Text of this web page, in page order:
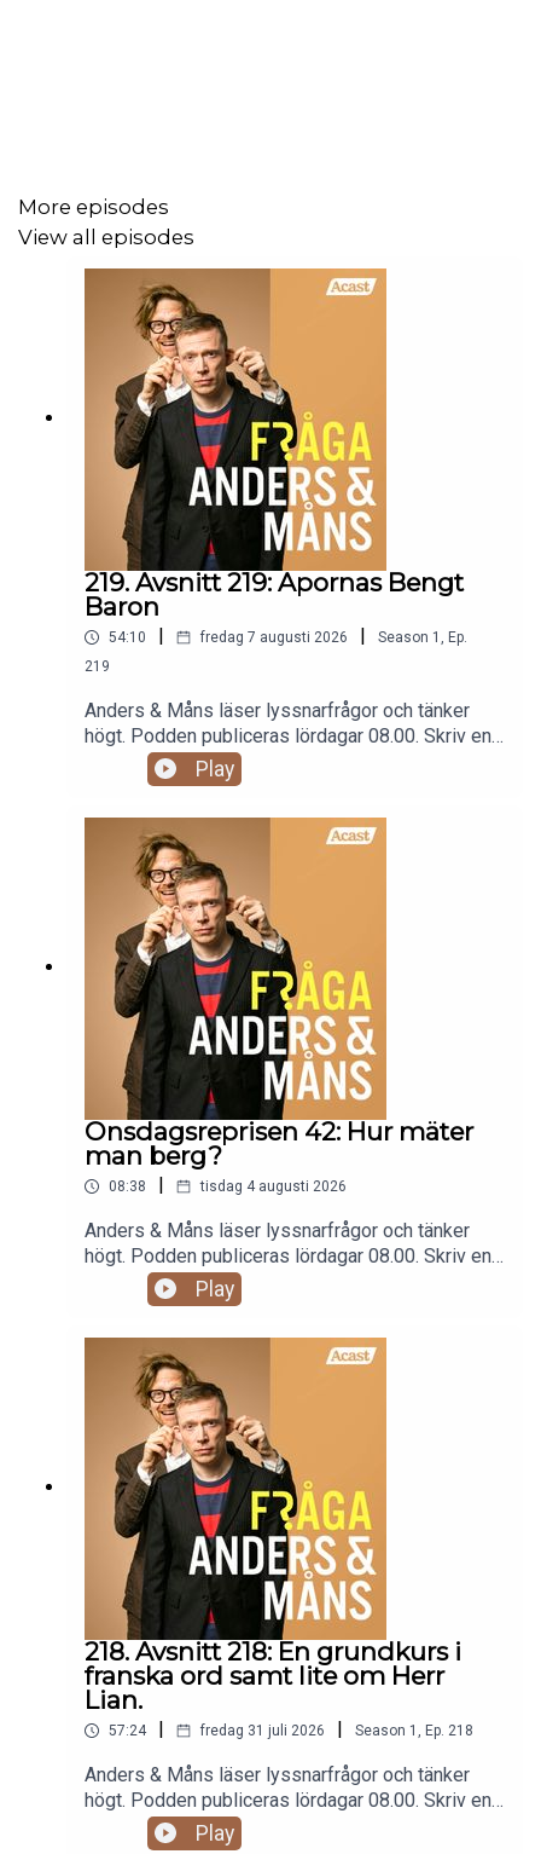
More episodes
View all episodes
219. Avsnitt 219: Apornas Bengt
Baron
54:10 | fredag 7 augusti 2026 | Season 1 , Ep.
219
Anders & Måns läser lyssnarfrågor och tänker
högt. Podden publiceras lördagar 08.00. Skriv en
fråga till programmet:
fraga@andersochmans.se Prenumerera och slipp
reklam: fragaandersochmans.supercast.com
Play
Onsdagsreprisen 42: Hur mäter
man berg?
08:38 | tisdag 4 augusti 2026
Anders & Måns läser lyssnarfrågor och tänker
högt. Podden publiceras lördagar 08.00. Skriv en
fråga till programmet:
fraga@andersochmans.se Prenumerera och slipp
reklam: fragaandersochmans.supercast.com
Play
218. Avsnitt 218: En grundkurs i
franska ord samt lite om Herr
Lian.
57:24 fredag 31 juli 2026 Season 1 , Ep. 218
Anders & Måns läser lyssnarfrågor och tänker
högt. Podden publiceras lördagar 08.00. Skriv en
fråga till programmet:
Play